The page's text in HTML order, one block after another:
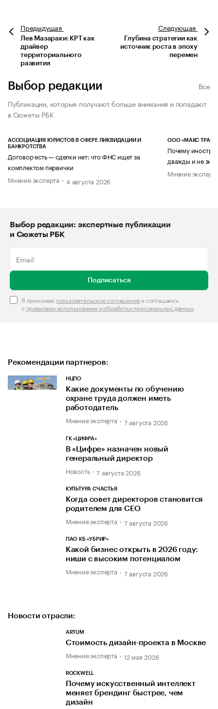
Предыдущая
Лев Мазараки: КРТ как
драйвер
территориального
развития
Следующая
Глубина стратегии как
источник роста в эпоху
перемен
Выбор редакции
Все
Публикации, которые получают больше внимания и попадают
в Сюжеты РБК
АССОЦИАЦИЯ ЮРИСТОВ В СФЕРЕ ЛИКВИДАЦИИ И
БАНКРОТСТВА
Договор есть — сделки нет: что ФНС ищет за
комплектом первички
Мнение эксперта
4 августа 2026
ООО «МАКС ТРАСТ»
Почему
дважды и не
Мнение
Выбор редакции: экспертные публикации
и Сюжеты РБК
Подписаться
Я принимаю пользовательское соглашениеи соглашаюсь
с правилами использования и обработки персональных данных.
Рекомендации партнеров:
НЦПО
Какие документы по обучению
охране труда должен иметь
работодатель
Мнение эксперта 7 августа 2026
ГК «ЦИФРА»
В «Цифре» назначен новый
генеральный директор
Новость 7 августа 2026
КУЛЬТУРА СЧАСТЬЯ
Когда совет директоров становится
родителем для CEO
Мнение эксперта 7 августа 2026
ПАО КБ «УБРИР»
Какой бизнес открыть в 2026 году:
ниши с высоким потенциалом
Мнение эксперта 7 августа 2026
Новости отрасли:
ARTUM
Стоимость дизайн-проекта в Москве
Мнение эксперта 12 мая 2026
ROСKWELL
Почему искусственный интеллект
меняет брендинг быстрее, чем
дизайн